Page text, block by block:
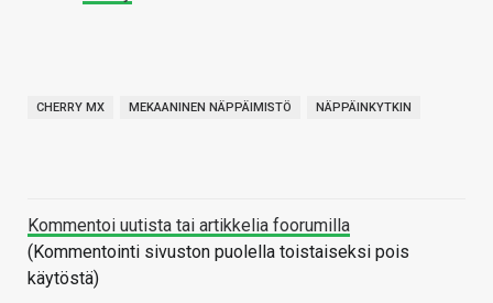
CHERRY MX MEKAANINEN NÄPPÄIMISTÖ NÄPPÄINKYTKIN
Kommentoi uutista tai artikkelia foorumilla
(Kommentointi sivuston puolella toistaiseksi pois
käytöstä)